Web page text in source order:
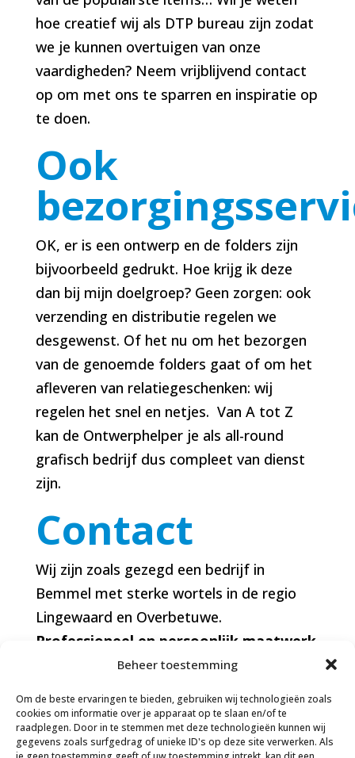
Beheer toestemming
Om de beste ervaringen te bieden, gebruiken wij technologieën zoals
cookies om informatie over je apparaat op te slaan en/of te
raadplegen. Door in te stemmen met deze technologieën kunnen wij
gegevens zoals surfgedrag of unieke ID's op deze site verwerken. Als
hoe creatief wij als DTP bureau zijn zodat
we je kunnen overtuigen van onze
vaardigheden? Neem vrijblijvend contact
op om met ons te sparren en inspiratie op
te doen.
Ook
OK, er is een ontwerp en de folders zijn
bijvoorbeeld gedrukt. Hoe krijg ik deze
dan bij mijn doelgroep? Geen zorgen: ook
verzending en distributie regelen we
desgewenst. Of het nu om het bezorgen
van de genoemde folders gaat of om het
afleveren van relatiegeschenken: wij
regelen het snel en netjes. Van A tot Z
kan de Ontwerphelper je als all-round
grafisch bedrijf dus compleet van dienst
zijn.
Contact
Wij zijn zoals gezegd een bedrijf in
Bemmel met sterke wortels in de regio
Lingewaard en Overbetuwe.
Professioneel en persoonlijk maatwerk
qua ontwerp en opmaak tegen een
weten over de mogelijkheden? Neem dan
vrijblijvend met ons contact op: